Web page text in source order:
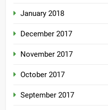
January 2018
December 2017
November 2017
October 2017
September 2017